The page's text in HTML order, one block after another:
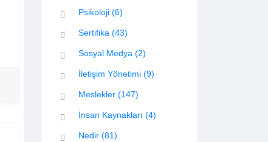
Psikoloji (6)
Sertifika (43)
Sosyal Medya (2)
İletişim Yönetimi (9)
Meslekler (147)
İnsan Kaynakları (4)
Nedir (81)